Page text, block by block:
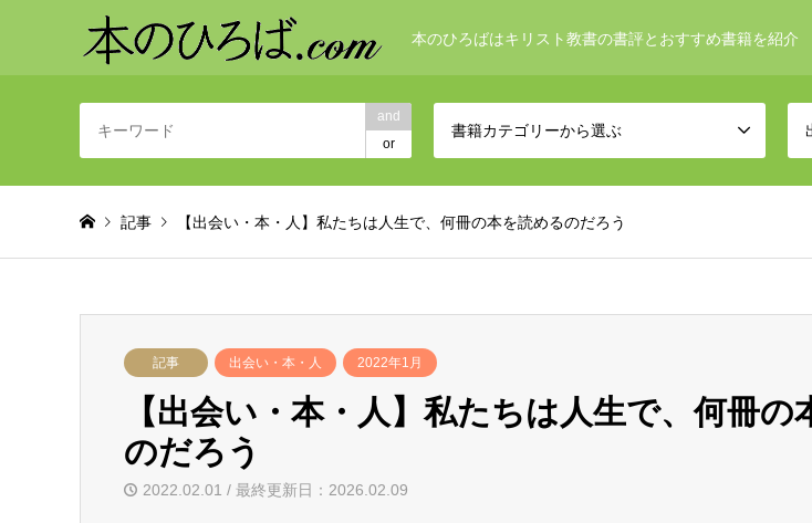
本のひろばはキリスト教書の書評とおすすめ書籍を紹介
and
or
書籍カテゴリーから選ぶ
記事 【出会い・本・人】私たちは人生で、何冊の本を読めるのだろう
記事 出会い・本・人 2022年1月
【出会い・本・人】私たちは人生で、何冊の
のだろう
2022.02.01 / 最終更新日：2026.02.09